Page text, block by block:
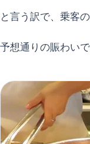
と言う訳で、乗客
予想通りの賑わい